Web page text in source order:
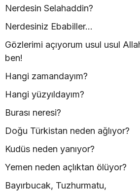
Nerdesin Selahaddin?
Nerdesiniz Ebabiller...
Gözlerimi açıyorum usul usul
ben!
Hangi zamandayım?
Hangi yüzyıldayım?
Burası neresi?
Doğu Türkistan neden ağlıyor?
Kudüs neden yanıyor?
Yemen neden açlıktan ölüyor?
Bayırbucak, Tuzhurmatu,